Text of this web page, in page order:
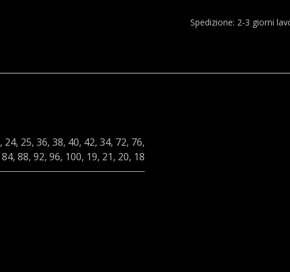
Spedizione: 2-3 giorni
, 24, 25, 36, 38, 40, 42, 34, 72, 76,
84, 88, 92, 96, 100, 19, 21, 20, 18